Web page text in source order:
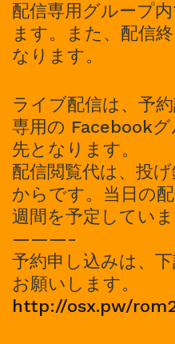
配信専用グループ
ます。また、配信
なります。
ライブ配信は、予約
専用の Facebook
先となります。
配信閲覧代は、投
からです。当日の
週間を予定していま
———-
予約申し込みは、
お願いします。
http://osx.pw/